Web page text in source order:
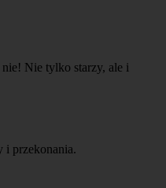
Nie tylko starzy, ale i
i przekonania.